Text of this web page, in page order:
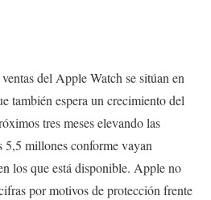
del Apple Watch se sitúan en
también espera un crecimiento del
tres meses elevando las
5,5 millones conforme vayan
los que está disponible. Apple no
por motivos de protección frente